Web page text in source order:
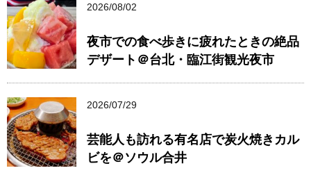
2026/08/02
夜市での食べ歩きに疲れたときの絶品
デザート＠台北・臨江街観光夜市
2026/07/29
芸能人も訪れる有名店で炭火焼きカル
ビを＠ソウル合井